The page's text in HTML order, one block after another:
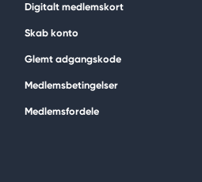
Digitalt medlemskort
Skab konto
Glemt adgangskode
Medlemsbetingelser
Medlemsfordele